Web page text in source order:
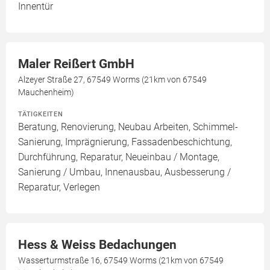
Innentür
Maler Reißert GmbH
Alzeyer Straße 27, 67549 Worms (21km von 67549
Mauchenheim)
TÄTIGKEITEN
Beratung, Renovierung, Neubau Arbeiten, Schimmel-
Sanierung, Imprägnierung, Fassadenbeschichtung,
Durchführung, Reparatur, Neueinbau / Montage,
Sanierung / Umbau, Innenausbau, Ausbesserung /
Reparatur, Verlegen
Hess & Weiss Bedachungen
Wasserturmstraße 16, 67549 Worms (21km von 67549